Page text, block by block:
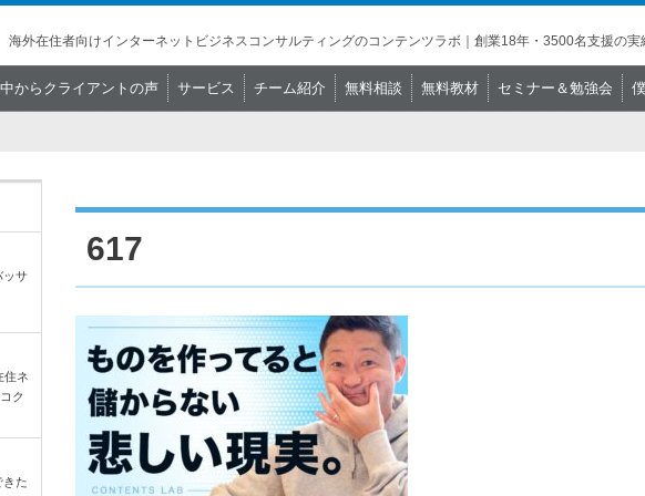
海外在住者向けインターネットビジネスコンサルティングのコンテンツラボ｜創業18年・3500名支援の実
からクライアントの声 サービス チーム紹介 無料相談 無料教材 セミナー＆勉強会
617
ッサ
住ネ
ク
きた